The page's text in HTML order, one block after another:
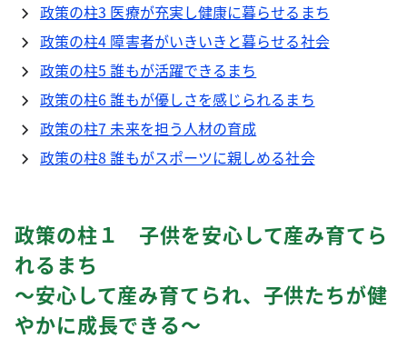
政策の柱3 医療が充実し健康に暮らせるまち
政策の柱4 障害者がいきいきと暮らせる社会
政策の柱5 誰もが活躍できるまち
政策の柱6 誰もが優しさを感じられるまち
政策の柱7 未来を担う人材の育成
政策の柱8 誰もがスポーツに親しめる社会
政策の柱１ 子供を安心して産み育てら
れるまち
～安心して産み育てられ、子供たちが健
やかに成長できる～